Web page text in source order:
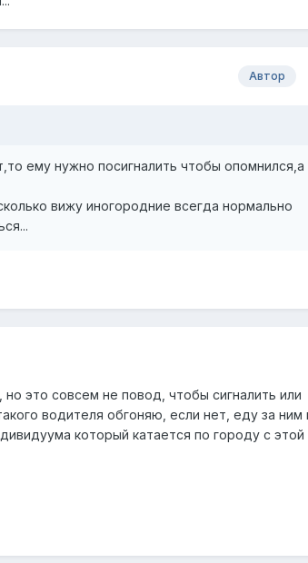
Автор
ему нужно посигналить чтобы опомнился,а
вижу иногородние всегда нормально
это совсем не повод, чтобы сигналить или
водителя обгоняю, если нет, еду за ним
который катается по городу с этой